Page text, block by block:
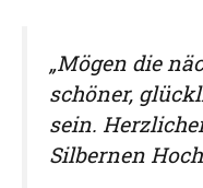
„Mögen die
schöner,
sein.
Silbernen